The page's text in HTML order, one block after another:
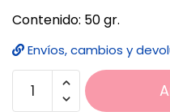
Contenido: 50 gr.
Envíos, cambios y